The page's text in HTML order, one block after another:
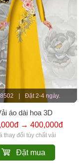
Đặt 2-4 ngày.
áo dài hoa 3D
→ 400,000đ
thay đổi tùy chất vải
Đặt mua